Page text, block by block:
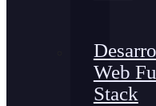
Web
Stack